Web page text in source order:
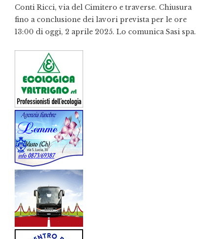
Conti Ricci, via del Cimitero e traverse. Chiusura
fino a conclusione dei lavori prevista per le ore
13:00 di oggi, 2 aprile 2025. Lo comunica Sasi spa.